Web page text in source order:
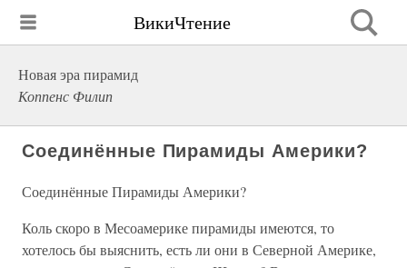
ВикиЧтение
Новая эра пирамид
Коппенс Филип
Соединённые Пирамиды Америки?
Соединённые Пирамиды Америки?
Коль скоро в Месоамерике пирамиды имеются, то
хотелось бы выяснить, есть ли они в Северной Америке,